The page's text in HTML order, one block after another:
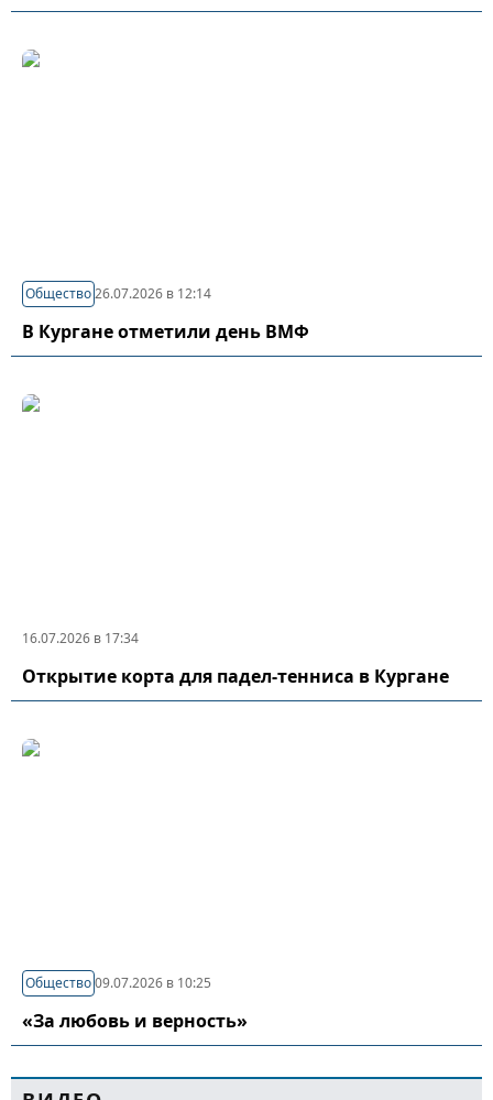
Общество26.07.2026 в 12:14
В Кургане отметили день ВМФ
16.07.2026 в 17:34
Открытие корта для падел-тенниса в Кургане
Общество09.07.2026 в 10:25
«За любовь и верность»